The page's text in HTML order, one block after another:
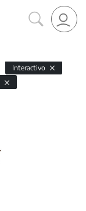
Interactivo